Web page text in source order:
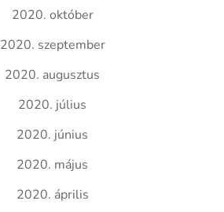
2020. október
2020. szeptember
2020. augusztus
2020. július
2020. június
2020. május
2020. április